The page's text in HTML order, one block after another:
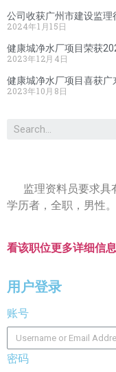
公司收获广州市建设监理
2024年1月15日
健康城净水厂项目荣获
2023年12月4日
健康城净水厂项目喜获
2023年10月8日
监理资料员要求具
学历者，全职，男性。
看该职位更多详细信息
用户登录
账号
密码